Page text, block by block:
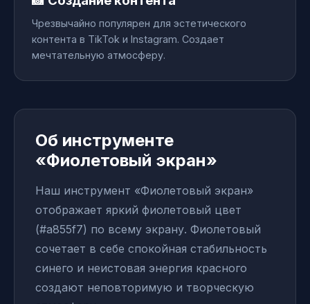
Чрезвычайно популярен для эстетического
контента в TikTok и Instagram. Создает
мечтательную атмосферу.
Об инструменте
«Фиолетовый экран»
Наш инструмент «Фиолетовый экран»
отображает яркий фиолетовый цвет
(#a855f7) по всему экрану. Фиолетовый
сочетает в себе спокойная стабильность
синего и неистовая энергия красного
создают неповторимую и творческую